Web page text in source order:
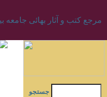
جستجو